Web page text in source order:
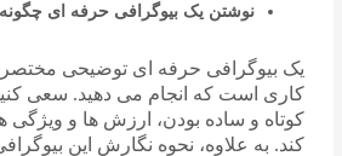
نوشتن یک بیوگرافی حرفه ای
یک بیوگرافی حرفه ای توضیحی مختصر
کاری است که انجام می دهید. سعی
کوتاه و ساده بودن، ارزش ها و
کند. به علاوه، نحوه نگارش این